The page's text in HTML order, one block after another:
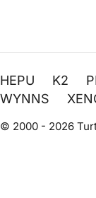
HEPU K2
WYNNS
© 2000 - 2026